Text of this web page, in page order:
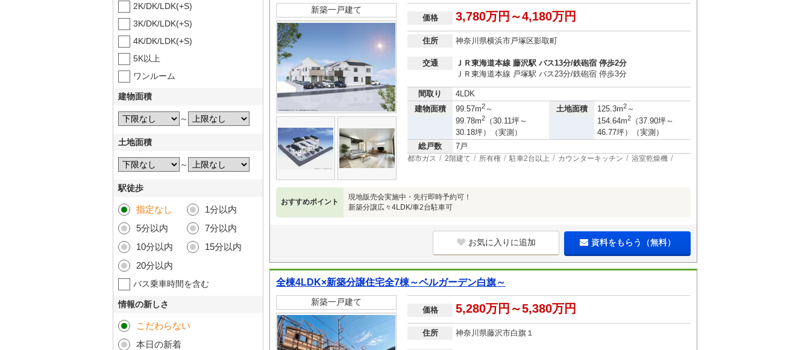
新築一戸建て
価格 3,780万円～4,180万円
住所 神奈川県横浜市戸塚区影取町
交通
ＪＲ東海道本線 藤沢駅 バス13分/鉄砲宿 停歩2分
ＪＲ東海道本線 戸塚駅 バス23分/鉄砲宿 停歩3分
間取り
4LDK
建物面積
99.57m2～
99.78m2
（30.11坪～
30.18坪）（実測）
土地面積 125.3m2～
154.64m2
（37.90坪～
46.77坪）（実測）
総戸数
7戸
都市ガス 2階建て 所有権 駐車2台以上 カウンターキッチン 浴室乾燥機
おすすめポイント
現地販売会実施中・先行即時予約可！
新築分譲広々4LDK/車2台駐車可
お気に入りに追加 資料をもらう（無料）
全棟4LDK×新築分譲住宅全7棟～ベルガーデン白旗～
新築一戸建て
価格 5,280万円～5,380万円
住所 神奈川県藤沢市白旗１
2K/DK/LDK(+S)
3K/DK/LDK(+S)
4K/DK/LDK(+S)
5K以上
ワンルーム
建物面積
～
土地面積
～
駅徒歩
指定なし
1分以内
5分以内
7分以内
10分以内
15分以内
20分以内
バス乗車時間を含む
情報の新しさ
こだわらない
本日の新着